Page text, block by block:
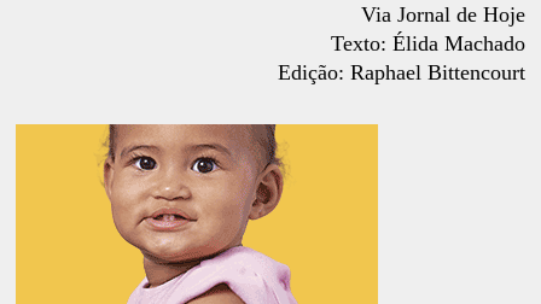
Via Jornal de Hoje
Texto: Élida Machado
Edição: Raphael Bittencourt